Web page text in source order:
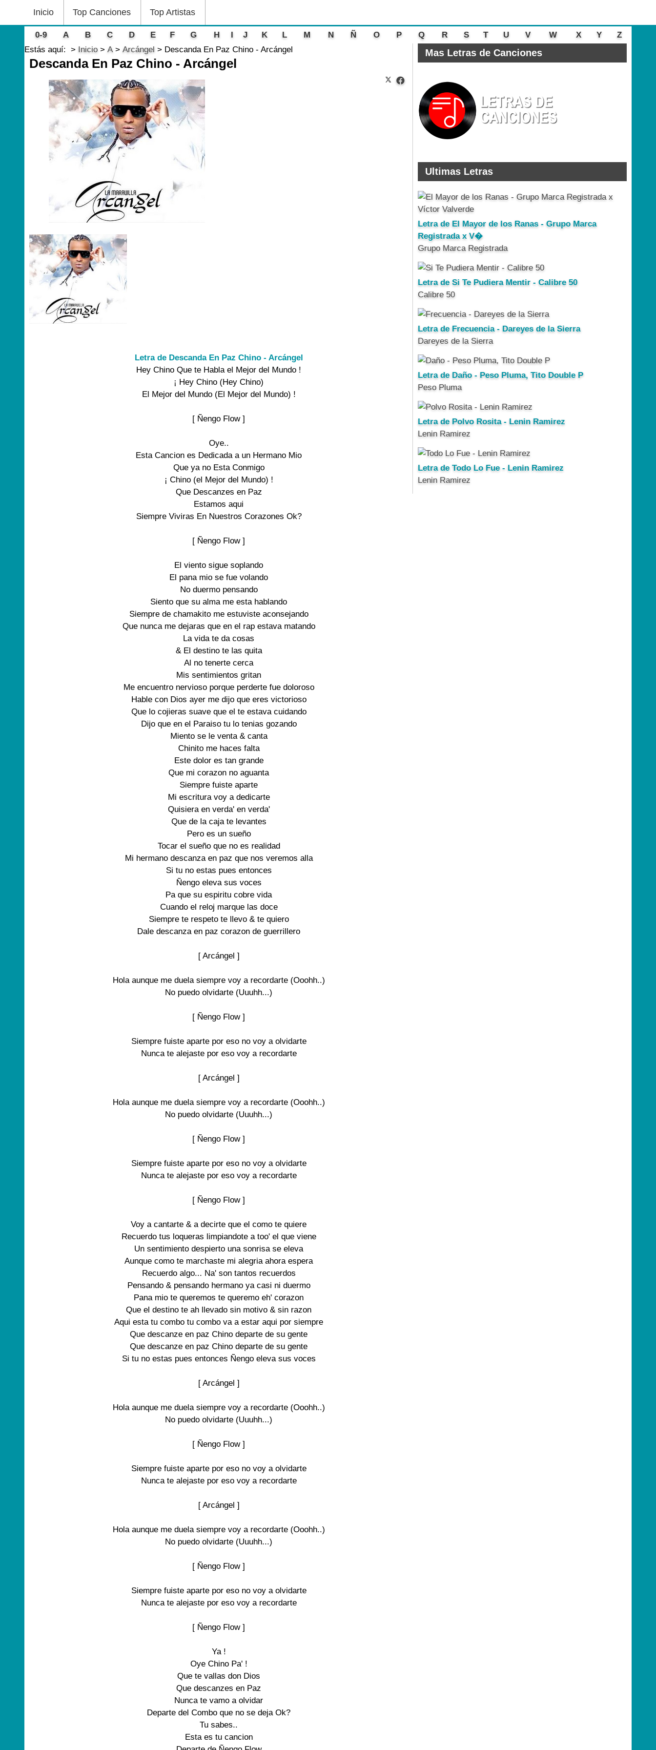
Inicio Top Canciones Top Artistas
0-9 A B C D E F G H I J K L M N Ñ O P Q R S T U V W X Y
Z
Estás aquí:
Inicio A Arcángel Descanda En Paz Chino - Arcángel
Descanda En Paz Chino - Arcángel
Letra de Descanda En Paz Chino - Arcángel
Hey Chino Que te Habla el Mejor del Mundo !
¡ Hey Chino (Hey Chino)
El Mejor del Mundo (El Mejor del Mundo) !
[ Ñengo Flow ]
Oye..
Esta Cancion es Dedicada a un Hermano Mio
Que ya no Esta Conmigo
¡ Chino (el Mejor del Mundo) !
Que Descanzes en Paz
Estamos aqui
Siempre Viviras En Nuestros Corazones Ok?
[ Ñengo Flow ]
El viento sigue soplando
El pana mio se fue volando
No duermo pensando
Siento que su alma me esta hablando
Siempre de chamakito me estuviste aconsejando
Que nunca me dejaras que en el rap estava matando
La vida te da cosas
& El destino te las quita
Al no tenerte cerca
Mis sentimientos gritan
Me encuentro nervioso porque perderte fue doloroso
Hable con Dios ayer me dijo que eres victorioso
Que lo cojieras suave que el te estava cuidando
Dijo que en el Paraiso tu lo tenias gozando
Miento se le venta & canta
Chinito me haces falta
Este dolor es tan grande
Que mi corazon no aguanta
Siempre fuiste aparte
Mi escritura voy a dedicarte
Quisiera en verda' en verda'
Que de la caja te levantes
Pero es un sueño
Tocar el sueño que no es realidad
Mi hermano descanza en paz que nos veremos alla
Si tu no estas pues entonces
Ñengo eleva sus voces
Pa que su espiritu cobre vida
Cuando el reloj marque las doce
Siempre te respeto te llevo & te quiero
Dale descanza en paz corazon de guerrillero
[ Arcángel ]
Hola aunque me duela siempre voy a recordarte (Ooohh..)
No puedo olvidarte (Uuuhh...)
[ Ñengo Flow ]
Siempre fuiste aparte por eso no voy a olvidarte
Nunca te alejaste por eso voy a recordarte
[ Arcángel ]
Hola aunque me duela siempre voy a recordarte (Ooohh..)
No puedo olvidarte (Uuuhh...)
[ Ñengo Flow ]
Siempre fuiste aparte por eso no voy a olvidarte
Nunca te alejaste por eso voy a recordarte
[ Ñengo Flow ]
Voy a cantarte & a decirte que el como te quiere
Recuerdo tus loqueras limpiandote a too' el que viene
Un sentimiento despierto una sonrisa se eleva
Aunque como te marchaste mi alegria ahora espera
Recuerdo algo... Na' son tantos recuerdos
Pensando & pensando hermano ya casi ni duermo
Pana mio te queremos te queremo eh' corazon
Que el destino te ah llevado sin motivo & sin razon
Aqui esta tu combo tu combo va a estar aqui por siempre
Que descanze en paz Chino departe de su gente
Que descanze en paz Chino departe de su gente
Si tu no estas pues entonces Ñengo eleva sus voces
[ Arcángel ]
Hola aunque me duela siempre voy a recordarte (Ooohh..)
No puedo olvidarte (Uuuhh...)
[ Ñengo Flow ]
Siempre fuiste aparte por eso no voy a olvidarte
Nunca te alejaste por eso voy a recordarte
[ Arcángel ]
Hola aunque me duela siempre voy a recordarte (Ooohh..)
No puedo olvidarte (Uuuhh...)
[ Ñengo Flow ]
Siempre fuiste aparte por eso no voy a olvidarte
Nunca te alejaste por eso voy a recordarte
[ Ñengo Flow ]
Ya !
Oye Chino Pa' !
Que te vallas don Dios
Que descanzes en Paz
Nunca te vamo a olvidar
Departe del Combo que no se deja Ok?
Tu sabes..
Esta es tu cancion
Mas Letras de Canciones
Ultimas Letras
Letra de El Mayor de los Ranas - Grupo Marca
Registrada x V�
Grupo Marca Registrada
Letra de Si Te Pudiera Mentir - Calibre 50
Calibre 50
Letra de Frecuencia - Dareyes de la Sierra
Dareyes de la Sierra
Letra de Daño - Peso Pluma, Tito Double P
Peso Pluma
Letra de Polvo Rosita - Lenin Ramirez
Lenin Ramirez
Letra de Todo Lo Fue - Lenin Ramirez
Lenin Ramirez